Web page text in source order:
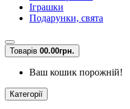
Іграшки
Подарунки, свята
Товарів 00.00грн.
Ваш кошик порожній!
Категорії